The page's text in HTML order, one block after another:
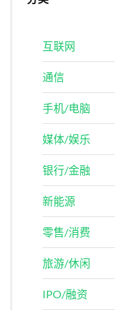
互联网
通信
手机/电脑
媒体/娱乐
银行/金融
新能源
零售/消费
旅游/休闲
IPO/融资